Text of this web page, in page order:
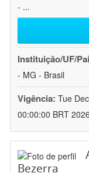
- ...
Instituição/UF/
- MG - Brasil
Vigência: Tue
00:00:00 BRT 2026
Bezerra